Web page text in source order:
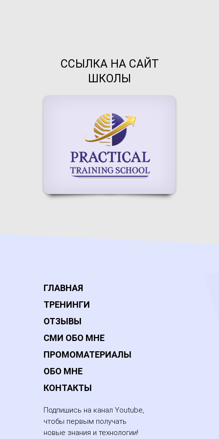
ССЫЛКА НА САЙТ
ШКОЛЫ
ГЛАВНАЯ
ТРЕНИНГИ
ОТЗЫВЫ
СМИ ОБО МНЕ
ПРОМОМАТЕРИАЛЫ
ОБО МНЕ
КОНТАКТЫ
Подпишись на канал Youtube,
чтобы первым получать
новые знания и технологии!